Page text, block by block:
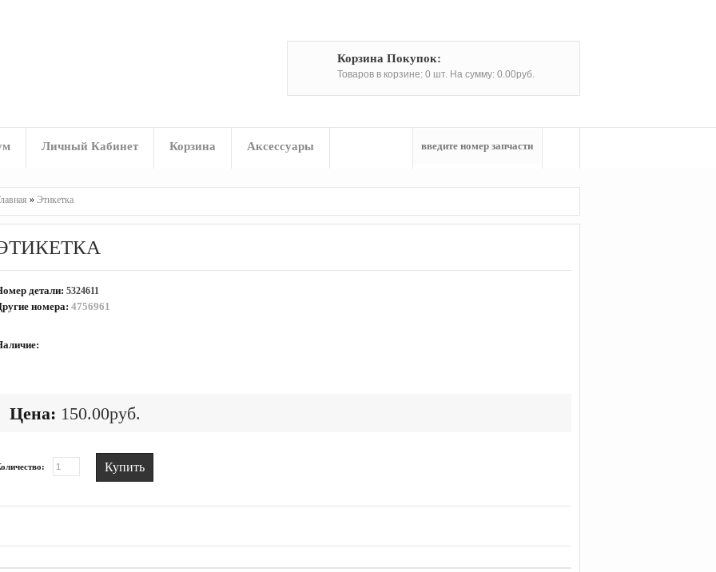
Корзина Покупок:
Товаров в корзине: 0 шт. На сумму: 0.00руб.
Личный Кабинет Корзина Аксессуары
» Этикетка
детали: 5324611
номера: 4756961
Цена: 150.00руб.
Купить